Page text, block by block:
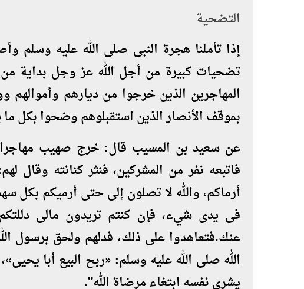
التضحية
إذا تأملنا هجرة النبى صلى الله عليه وسلم
تضحيات كبيرة من أجل الله عز وجل بداية
المهاجرين الذين خرجوا من ديارهم وأموالهم
بموقف الأنصار الذين استقبلوهم وضحوا بكل
عن سعيد بن المسيب قال: خرج صهيب مهاجرا
فاتبعه نفر من المشركين، فنثر كنانته
أرماكم، والله لا تصلون إلى حتى أرميكم بكل
فى يدى شيء، فإن كنتم تريدون مالى
عنك.فتعاهدوا على ذلك، فدلهم ولحق برسول
الله صلى الله عليه وسلم: «ربح البيع أبا
يشرى نفسه ابتغاء مرضاة الله".